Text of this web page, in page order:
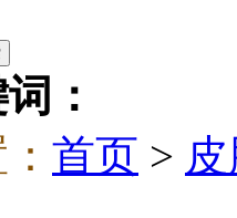
：
首页 >